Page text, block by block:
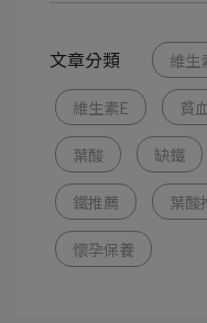
文章分類 維生
維生素E 貧血
葉酸 缺鐵
鐵推薦 葉酸
懷孕保養